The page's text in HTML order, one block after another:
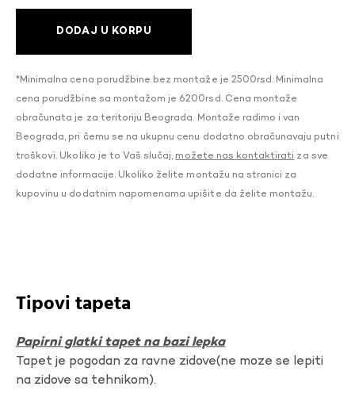
DODAJ U KORPU
*Minimalna cena porudžbine bez montaže je 2500rsd. Minimalna
cena porudžbine sa montažom je 6200rsd. Cena montaže
obračunata je za teritoriju Beograda. Montaže radimo i van
Beograda, pri čemu se na ukupnu cenu dodatno obračunavaju putni
troškovi. Ukoliko je to Vaš slučaj, možete nas kontaktirati za sve
dodatne informacije. Ukoliko želite montažu na stranici za
kupovinu u dodatnim napomenama upišite da želite montažu.
Tipovi tapeta
Papirni glatki tapet na bazi lepka
Tapet je pogodan za ravne zidove(ne moze se lepiti
na zidove sa tehnikom).